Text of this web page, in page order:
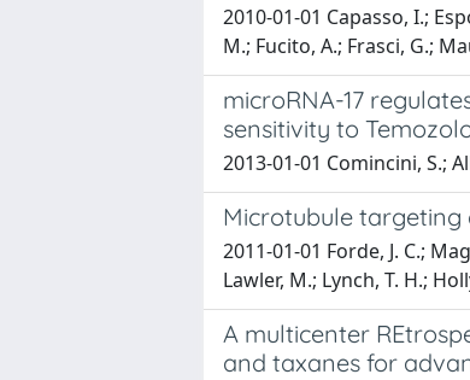
2010-01-01 Capasso, I.;
M.; Fucito, A.; Frasci, G.;
microRNA-17
sensitivity to
2013-01-01 Comincini, S.;
Microtubule targeting
2011-01-01 Forde, J. C.;
Lawler, M.; Lynch, T. H.;
A multicenter
and taxanes for